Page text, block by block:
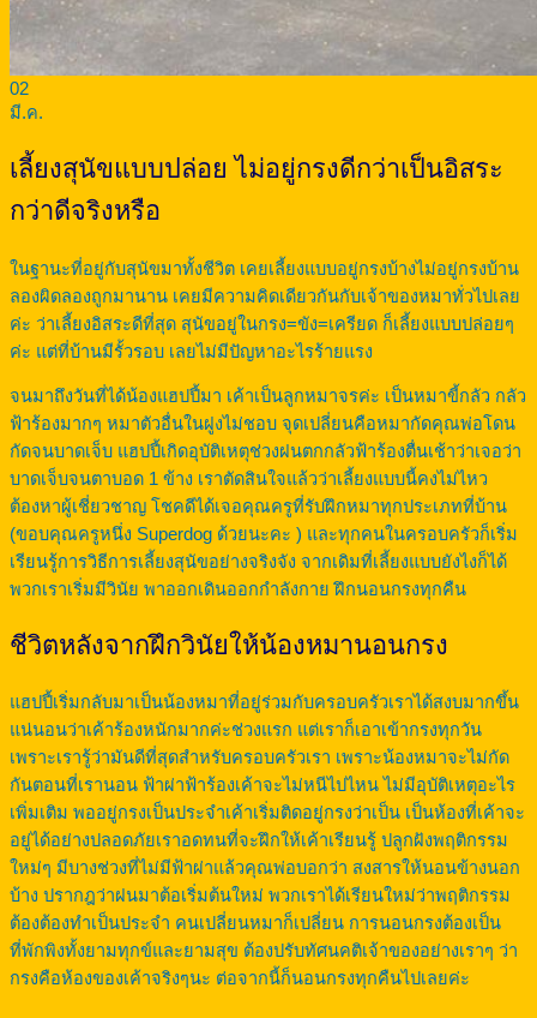
02
มี.ค.
เลี้ยงสุนัขแบบปล่อย ไม่อยู่กรงดีกว่าเป็นอิสระ
กว่าดีจริงหรือ
ในฐานะที่อยู่กับสุนัขมาทั้งชีวิต เคยเลี้ยงแบบอยู่กรงบ้างไม่อยู่กรงบ้าน
ลองผิดลองถูกมานาน เคยมีความคิดเดียวกันกับเจ้าของหมาทั่วไปเลย
ค่ะ ว่าเลี้ยงอิสระดีที่สุด สุนัขอยู่ในกรง=ขัง=เครียด ก็เลี้ยงแบบปล่อยๆ
ค่ะ แต่ที่บ้านมีรั้วรอบ เลยไม่มีปัญหาอะไรร้ายแรง
จนมาถึงวันที่ได้น้องแฮปปี้มา เค้าเป็นลูกหมาจรค่ะ เป็นหมาขี้กลัว กลัว
ฟ้าร้องมากๆ หมาตัวอื่นในฝูงไม่ชอบ จุดเปลี่ยนคือหมากัดคุณพ่อโดน
กัดจนบาดเจ็บ แฮปปี้เกิดอุบัติเหตุช่วงฝนตกกลัวฟ้าร้องตื่นเช้าว่าเจอว่า
บาดเจ็บจนตาบอด 1 ข้าง เราตัดสินใจแล้วว่าเลี้ยงแบบนี้คงไม่ไหว
ต้องหาผู้เชี่ยวชาญ โชคดีได้เจอคุณครูที่รับฝึกหมาทุกประเภทที่บ้าน
(ขอบคุณครูหนึ่ง Superdog ด้วยนะคะ ) และทุกคนในครอบครัวก็เริ่ม
เรียนรู้การวิธีการเลี้ยงสุนัขอย่างจริงจัง จากเดิมที่เลี้ยงแบบยังไงก็ได้
พวกเราเริ่มมีวินัย พาออกเดินออกกำลังกาย ฝึกนอนกรงทุกคืน
ชีวิตหลังจากฝึกวินัยให้น้องหมานอนกรง
แฮปปี้เริ่มกลับมาเป็นน้องหมาที่อยู่ร่วมกับครอบครัวเราได้สงบมากขึ้น
แน่นอนว่าเค้าร้องหนักมากค่ะช่วงแรก แต่เราก็เอาเข้ากรงทุกวัน
เพราะเรารู้ว่ามันดีที่สุดสำหรับครอบครัวเรา เพราะน้องหมาจะไม่กัด
กันตอนที่เรานอน ฟ้าผ่าฟ้าร้องเค้าจะไม่หนีไปไหน ไม่มีอุบัติเหตุอะไร
เพิ่มเติม พออยู่กรงเป็นประจำเค้าเริ่มติดอยู่กรงว่าเป็น เป็นห้องที่เค้าจะ
อยู่ได้อย่างปลอดภัยเราอดทนที่จะฝึกให้เค้าเรียนรู้ ปลูกฝังพฤติกรรม
ใหม่ๆ มีบางช่วงที่ไม่มีฟ้าผ่าแล้วคุณพ่อบอกว่า สงสารให้นอนข้างนอก
บ้าง ปรากฎว่าฝนมาต้อเริ่มต้นใหม่ พวกเราได้เรียนใหม่ว่าพฤติกรรม
ต้องต้องทำเป็นประจำ คนเปลี่ยนหมาก็เปลี่ยน การนอนกรงต้องเป็น
ที่พักพิงทั้งยามทุกข์และยามสุข ต้องปรับทัศนคติเจ้าของอย่างเราๆ ว่า
กรงคือห้องของเค้าจริงๆนะ ต่อจากนี้ก็นอนกรงทุกคืนไปเลยค่ะ